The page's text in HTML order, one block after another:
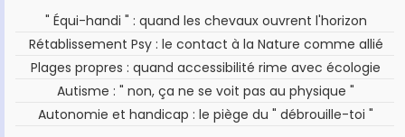
" Équi-handi " : quand les chevaux ouvrent l'horizon
Rétablissement Psy : le contact à la Nature comme allié
Plages propres : quand accessibilité rime avec écologie
Autisme : " non, ça ne se voit pas au physique "
Autonomie et handicap : le piège du " débrouille-toi "